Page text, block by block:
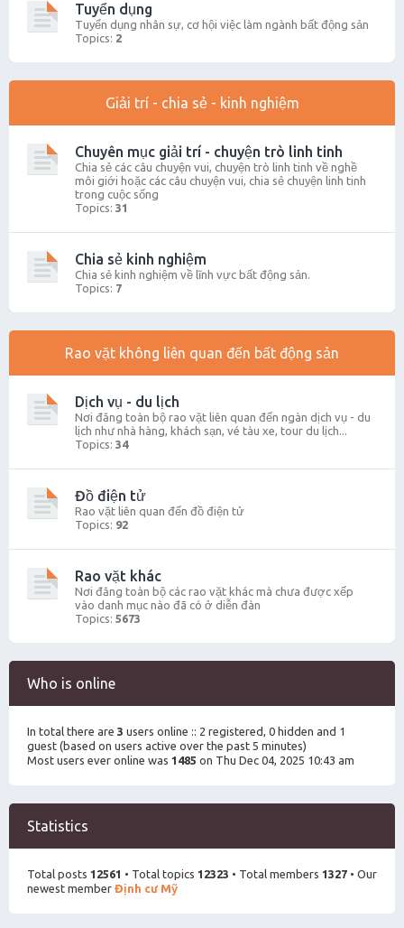
Tuyển dụng
Tuyển dụng nhân sự, cơ hội việc làm ngành bất động sản
Topics: 2
Giải trí - chia sẻ - kinh nghiệm
Chuyên mục giải trí - chuyện trò linh tinh
Chia sẻ các câu chuyện vui, chuyện trò linh tinh về nghề
môi giới hoặc các câu chuyện vui, chia sẻ chuyện linh tinh
trong cuộc sống
Topics: 31
Chia sẻ kinh nghiệm
Chia sẻ kinh nghiệm về lĩnh vực bất động sản.
Topics: 7
Rao vặt không liên quan đến bất động sản
Dịch vụ - du lịch
Nơi đăng toàn bộ rao vặt liên quan đến ngàn dịch vụ - du
lịch như nhà hàng, khách sạn, vé tàu xe, tour du lịch...
Topics: 34
Đồ điện tử
Rao vặt liên quan đến đồ điện tử
Topics: 92
Rao vặt khác
Nơi đăng toàn bộ các rao vặt khác mà chưa được xếp
vào danh mục nào đã có ở diễn đàn
Topics: 5673
Who is online
In total there are 3 users online :: 2 registered, 0 hidden and 1
guest (based on users active over the past 5 minutes)
Most users ever online was 1485 on Thu Dec 04, 2025 10:43 am
Statistics
Total posts 12561 • Total topics 12323 • Total members 1327 • Our
newest member Định cư Mỹ